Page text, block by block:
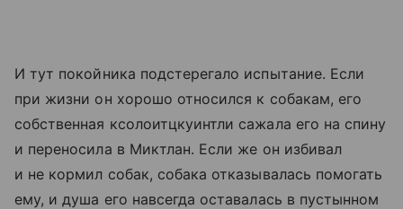
И тут покойника подстерегало испытание. Если
при жизни он хорошо относился к собакам, его
собственная кcoлоитцкуинтли сажала его на спину
и переносила в Миктлан. Если же он избивал
и не кормил собак, собака отказывалась помогать
ему, и душа его навсегда оставалась в пустынном